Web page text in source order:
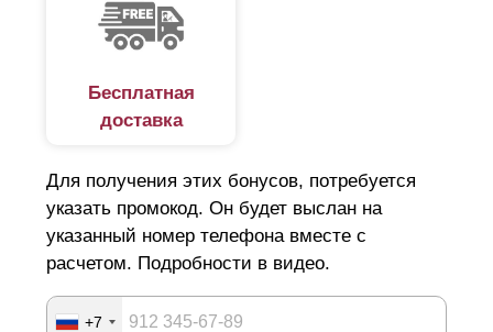
Бесплатная
доставка
Для получения этих бонусов, потребуется
указать промокод. Он будет выслан на
указанный номер телефона вместе с
расчетом. Подробности в видео.
+7